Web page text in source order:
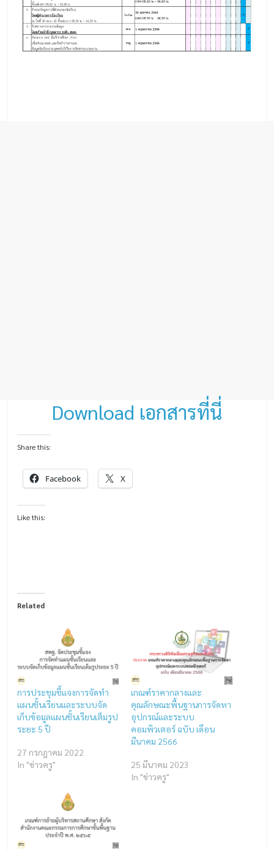
Download เอกสารที่นี่
Share this:
Facebook X
Like this:
Related
การประชุมชี้แจงการจัดทำ
แผนชั้นเรียนและระบบจัด
เก็บข้อมูลแผนชั้นเรียนเต็มรูป
ระยะ 5 ปี
27 กรกฎาคม 2022
In "ข่าวครู"
เกณฑ์ราคากลางและ
คุณลักษณะพื้นฐานการจัดหา
อุปกรณ์และระบบ
คอมพิวเตอร์ ฉบับ เดือน
มีนาคม 2566
25 มีนาคม 2023
In "ข่าวครู"